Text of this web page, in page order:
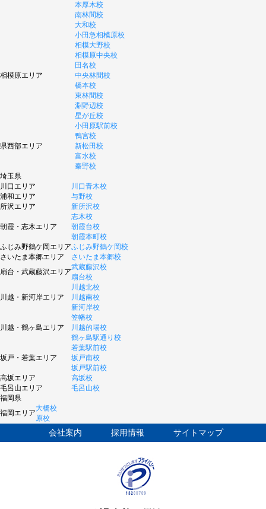
本厚木校
南林間校
大和校
相模原エリア
小田急相模原校
相模大野校
相模原中央校
田名校
中央林間校
橋本校
東林間校
淵野辺校
星が丘校
県西部エリア
小田原駅前校
鴨宮校
新松田校
富水校
秦野校
埼玉県
川口エリア
川口青木校
浦和エリア
与野校
所沢エリア
新所沢校
朝霞・志木エリア
志木校
朝霞台校
朝霞本町校
ふじみ野鶴ケ岡エリアふじみ野鶴ケ岡校
さいたま本郷エリア
さいたま本郷校
扇台・武蔵藤沢エリア
武蔵藤沢校
扇台校
川越・新河岸エリア
川越北校
川越南校
新河岸校
川越・鶴ヶ島エリア
笠幡校
川越的場校
鶴ヶ島駅通り校
坂戸・若葉エリア
若葉駅前校
坂戸南校
坂戸駅前校
高坂エリア
高坂校
毛呂山エリア
毛呂山校
福岡県
福岡エリア
大橋校
原校
会社案内 採用情報 サイトマップ